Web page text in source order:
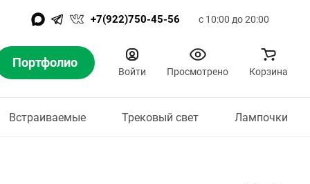
+7(922)750-45-56 с 10:00 до 20:00
Портфолио
Войти Просмотрено Корзина
Встраиваемые Трековый свет Лампочки